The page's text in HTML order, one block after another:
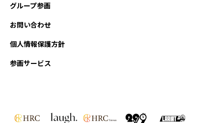
グループ参画
お問い合わせ
個人情報保護方針
参画サービス